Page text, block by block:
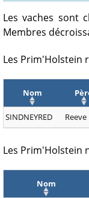
Les vaches sont
Membres
Les Prim'Holstein
Nom
SINDNEYRED Reeve
Les Prim'Holstein
Nom